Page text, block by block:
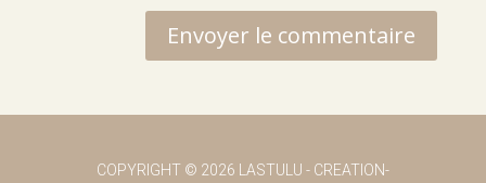
Envoyer le commentaire
COPYRIGHT © 2026 LASTULU - CREATION-